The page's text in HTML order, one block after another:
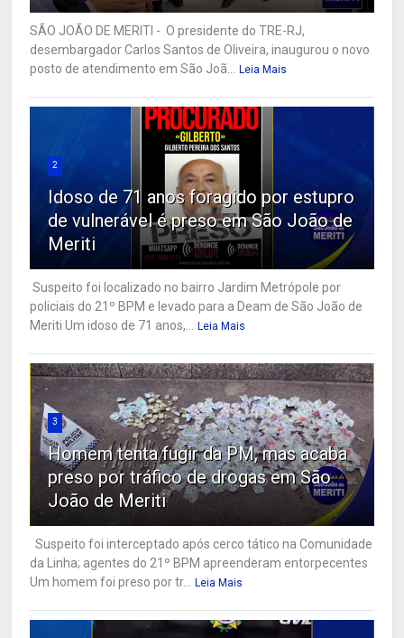
SÃO JOÃO DE MERITI - O presidente do TRE-RJ,
desembargador Carlos Santos de Oliveira, inaugurou o novo
posto de atendimento em São Joã... Leia Mais
2
Idoso de 71 anos foragido por estupro
de vulnerável é preso em São João de
Meriti
Suspeito foi localizado no bairro Jardim Metrópole por
policiais do 21º BPM e levado para a Deam de São João de
Meriti Um idoso de 71 anos,... Leia Mais
3
Homem tenta fugir da PM, mas acaba
preso por tráfico de drogas em São
João de Meriti
Suspeito foi interceptado após cerco tático na Comunidade
da Linha; agentes do 21º BPM apreenderam entorpecentes
Um homem foi preso por tr... Leia Mais